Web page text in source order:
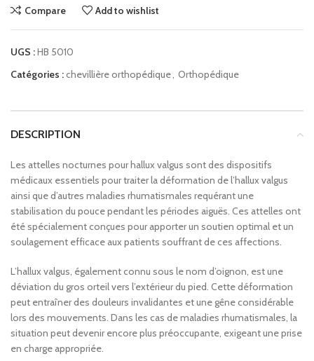
Compare Add to wishlist
UGS :HB 5010
Catégories :chevillière orthopédique, Orthopédique
DESCRIPTION
Les attelles nocturnes pour hallux valgus sont des dispositifs
médicaux essentiels pour traiter la déformation de l’hallux valgus
ainsi que d’autres maladies rhumatismales requérant une
stabilisation du pouce pendant les périodes aiguës. Ces attelles ont
été spécialement conçues pour apporter un soutien optimal et un
soulagement efficace aux patients souffrant de ces affections.
L’hallux valgus, également connu sous le nom d’oignon, est une
déviation du gros orteil vers l’extérieur du pied. Cette déformation
peut entraîner des douleurs invalidantes et une gêne considérable
lors des mouvements. Dans les cas de maladies rhumatismales, la
situation peut devenir encore plus préoccupante, exigeant une prise
en charge appropriée.